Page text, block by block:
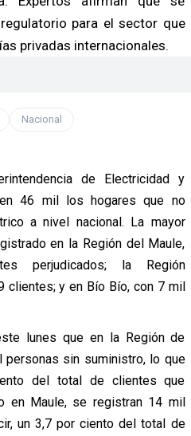
para el sector que
privadas internacionales.
Nacional
de Electricidad y
46 mil los hogares que no
a nivel nacional. La mayor
en la Región del Maule,
perjudicados; la Región
clientes; y en Bío Bío, con 7 mil
lunes que en la Región de
personas sin suministro, lo que
del total de clientes que
en Maule, se registran 14 mil
un 3,7 por ciento del total de